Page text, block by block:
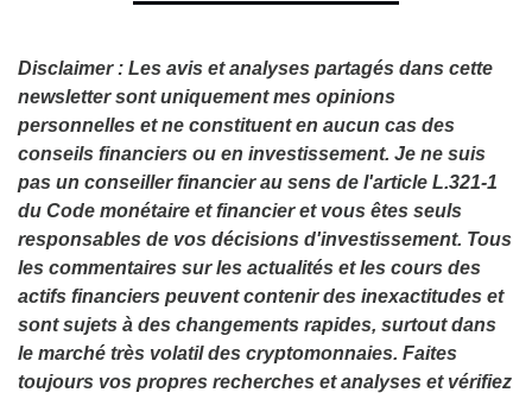
Disclaimer : Les avis et analyses partagés dans cette
newsletter sont uniquement mes opinions
personnelles et ne constituent en aucun cas des
conseils financiers ou en investissement. Je ne suis
pas un conseiller financier au sens de l'article L.321-1
du Code monétaire et financier et vous êtes seuls
responsables de vos décisions d'investissement. Tous
les commentaires sur les actualités et les cours des
actifs financiers peuvent contenir des inexactitudes et
sont sujets à des changements rapides, surtout dans
le marché très volatil des cryptomonnaies. Faites
toujours vos propres recherches et analyses et vérifiez